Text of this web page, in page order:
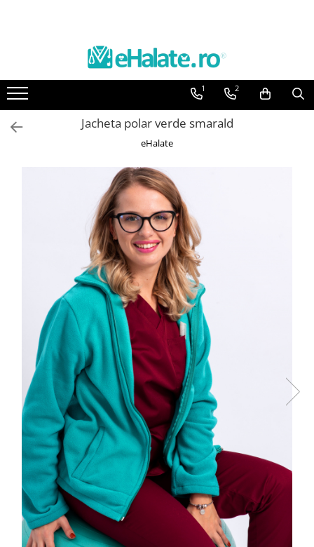
Toate Produsele
Bluze Unisex
Costume Unisex
Bluze unisex cu imprimeuri
Bluze medicale uni
Halate medicale femei
Halate medicale barbati
Halate medicale P2 cu fluturas
Halate medicale cu nasturi
Halate medicale cu fermoar
Halate medicale polar - unisex
Halate medicale albe
Fuste, Sarafane
Sarafane Mira
Fuste medicale
Sarafane medicale
Veste, Jachete
1 2
Jacheta polar verde smarald
eHalate